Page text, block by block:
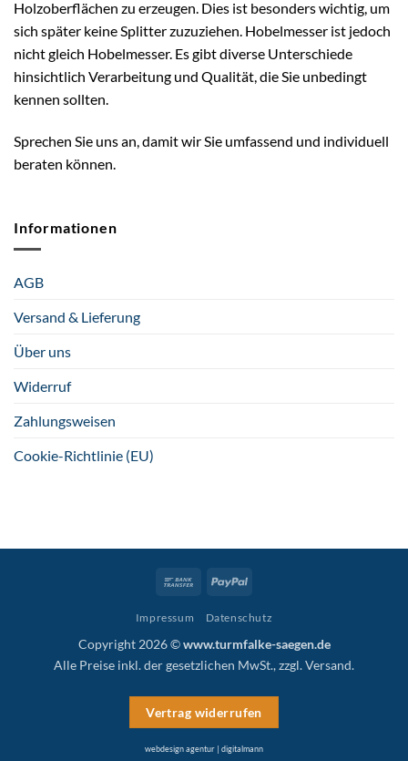
Holzoberflächen zu erzeugen. Dies ist besonders wichtig, um
sich später keine Splitter zuzuziehen. Hobelmesser ist jedoch
nicht gleich Hobelmesser. Es gibt diverse Unterschiede
hinsichtlich Verarbeitung und Qualität, die Sie unbedingt
kennen sollten.
Sprechen Sie uns an, damit wir Sie umfassend und individuell
beraten können.
Informationen
AGB
Versand & Lieferung
Über uns
Widerruf
Zahlungsweisen
Cookie-Richtlinie (EU)
Bank
Impressum Datenschutz
Copyright 2026 ©www.turmfalke-saegen.de
Alle Preise inkl. der gesetzlichen MwSt., zzgl.Versand.
Vertrag widerrufen
webdesign agentur | digitalmann